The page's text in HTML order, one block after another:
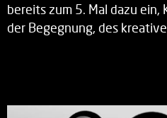
bereits zum 5. Mal dazu ein,
der Begegnung, des